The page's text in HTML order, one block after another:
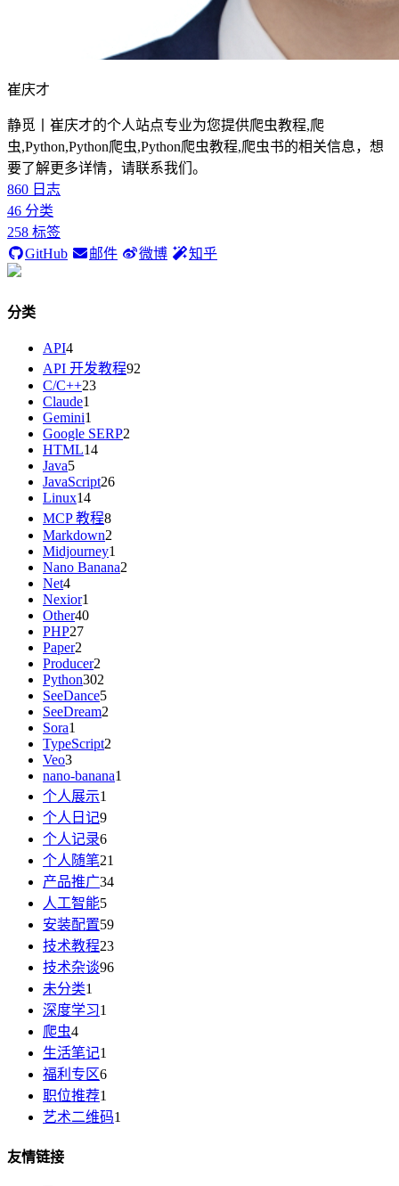
崔庆才
静觅丨崔庆才的个人站点专业为您提供爬虫教程,爬
虫,Python,Python爬虫,Python爬虫教程,爬虫书的相关信息，想
要了解更多详情，请联系我们。
860 日志
46 分类
258 标签
GitHub
邮件 微博 知乎
分类
API4
API 开发教程92
C/C++23
Claude1
Gemini1
Google SERP2
HTML14
Java5
JavaScript26
Linux14
MCP 教程8
Markdown2
Midjourney1
Nano Banana2
Net4
Nexior1
Other40
PHP27
Paper2
Producer2
Python302
SeeDance5
SeeDream2
Sora1
TypeScript2
Veo3
nano-banana1
个人展示1
个人日记9
个人记录6
个人随笔21
产品推广34
人工智能5
安装配置59
技术教程23
技术杂谈96
未分类1
深度学习1
爬虫4
生活笔记1
福利专区6
职位推荐1
艺术二维码1
友情链接